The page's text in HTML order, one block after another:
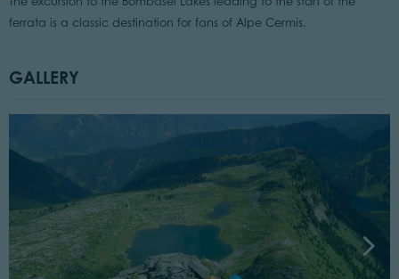
ferrata is a classic destination for fans of Alpe Cermis.
GALLERY